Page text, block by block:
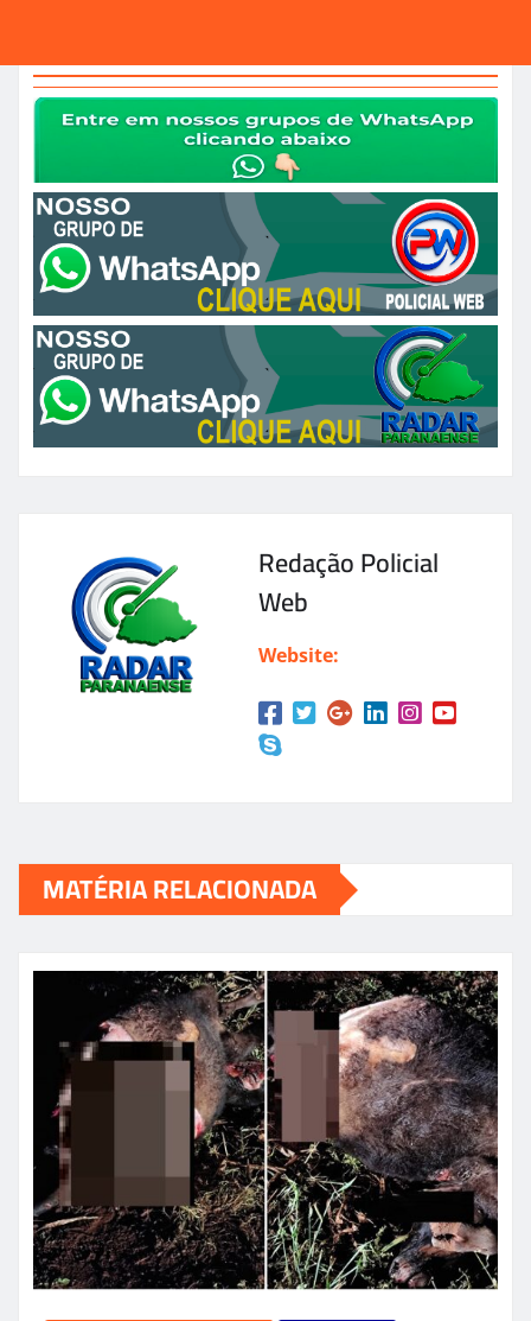
Redação Policial
Web
Website:
MATÉRIA RELACIONADA